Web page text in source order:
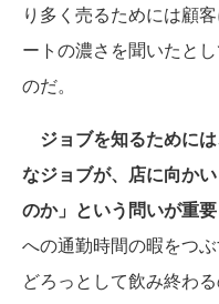
り多く売るためには顧
ートの濃さを聞いたと
のだ。
ジョブを知るために
なジョブが、店に向か
のか」という問いが重要
への通勤時間の暇をつ
どろっとして飲み終わ